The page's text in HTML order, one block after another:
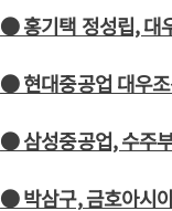
● 홍기택 정성립, 대
● 현대중공업 대우
● 삼성중공업, 수주
● 박삼구, 금호아시